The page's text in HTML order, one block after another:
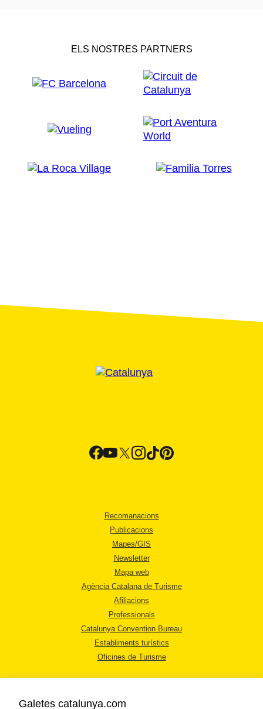
ELS NOSTRES PARTNERS
Recomanacions
Publicacions
Mapes/GIS
Newsletter
Mapa web
Agència Catalana de Turisme
Afiliacions
Professionals
Catalunya Convention Bureau
Establiments turístics
Oficines de Turisme
Galetes catalunya.com